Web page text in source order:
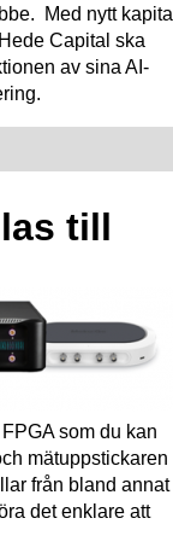
Med nytt kapital
Capital ska
av sina AI-
till
som du kan
mätuppstickaren
från bland annat
det enklare att